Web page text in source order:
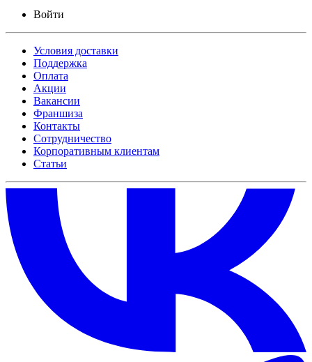
Войти
Условия доставки
Поддержка
Оплата
Акции
Вакансии
Франшиза
Контакты
Сотрудничество
Корпоративным клиентам
Статьи